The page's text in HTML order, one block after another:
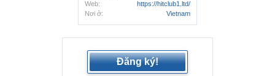
Web:
https://hitclub1.ltd/
Nơi ở:
Vietnam
Đăng ký!